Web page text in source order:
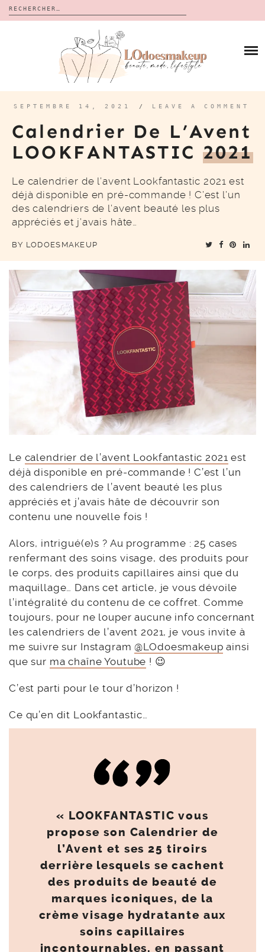
Rechercher :
CALENDRIERS DE L’AVENT
BON PLAN
À PROPOS
CONTACT
SEPTEMBRE 14, 2021 / LEAVE A COMMENT
Calendrier De L’Avent
LOOKFANTASTIC 2021
Le calendrier de l’avent Lookfantastic 2021 est
déjà disponible en pré-commande ! C’est l’un
des calendriers de l’avent beauté les plus
appréciés et j’avais hâte…
BY LODOESMAKEUP
Le calendrier de l’avent Lookfantastic 2021 est
déjà disponible en pré-commande ! C’est l’un
des calendriers de l’avent beauté les plus
appréciés et j’avais hâte de découvrir son
contenu une nouvelle fois !
Alors, intrigué(e)s ? Au programme : 25 cases
renfermant des soins visage, des produits pour
le corps, des produits capillaires ainsi que du
maquillage… Dans cet article, je vous dévoile
l’intégralité du contenu de ce coffret. Comme
toujours, pour ne louper aucune info concernant
les calendriers de l’avent 2021, je vous invite à
me suivre sur Instagram@LOdoesmakeup ainsi
que sur ma chaîne Youtube ! 😉
C’est parti pour le tour d’horizon !
Ce qu’en dit Lookfantastic…
« LOOKFANTASTIC vous
propose son Calendrier de
l’Avent et ses 25 tiroirs
derrière lesquels se cachent
des produits de beauté de
marques iconiques, de la
crème visage hydratante aux
soins capillaires
incontournables, en passant